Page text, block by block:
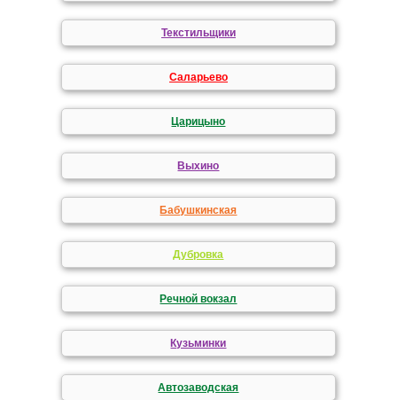
Текстильщики
Саларьево
Царицыно
Выхино
Бабушкинская
Дубровка
Речной вокзал
Кузьминки
Автозаводская